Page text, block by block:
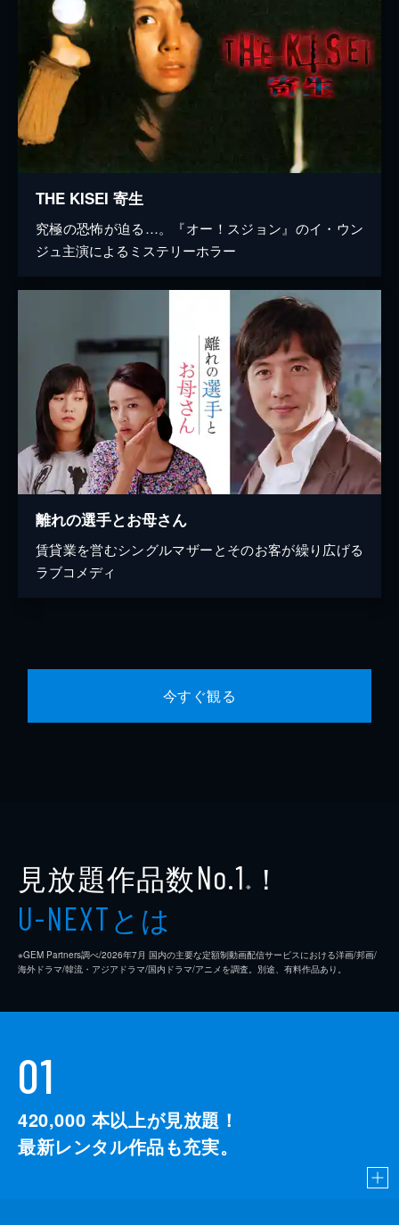
THE KISEI 寄生
究極の恐怖が迫る…。『オー！スジョン』のイ・ウン
ジュ主演によるミステリーホラー
離れの選手とお母さん
賃貸業を営むシングルマザーとそのお客が繰り広げる
ラブコメディ
今すぐ観る
見放題作品数No.1 ※ ！
U-NEXTとは
※GEM Partners調べ/2026年7⽉ 国内の主要な定額制動画配信サービスにおける洋画/邦画/
海外ドラマ/韓流・アジアドラマ/国内ドラマ/アニメを調査。別途、有料作品あり。
01
420,000 本以上が見放題！
最新レンタル作品も充実。